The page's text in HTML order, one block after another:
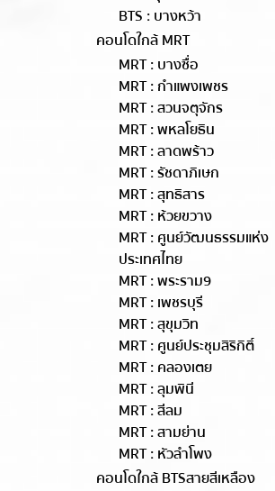
BTS : บางหว้า
คอนโดใกล้ MRT
MRT : บางซื่อ
MRT : กำแพงเพชร
MRT : สวนจตุจักร
MRT : พหลโยธิน
MRT : ลาดพร้าว
MRT : รัชดาภิเษก
MRT : สุทธิสาร
MRT : ห้วยขวาง
MRT : ศูนย์วัฒนธรรมแห่ง
ประเทศไทย
MRT : พระราม9
MRT : เพชรบุรี
MRT : สุขุมวิท
MRT : ศูนย์ประชุมสิริกิติ์
MRT : คลองเตย
MRT : ลุมพินี
MRT : สีลม
MRT : สามย่าน
MRT : หัวลำโพง
คอนโดใกล้ BTSสายสีเหลือง